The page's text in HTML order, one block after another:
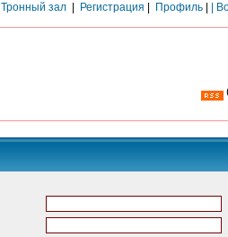
Тронный зал Регистрация Профиль |